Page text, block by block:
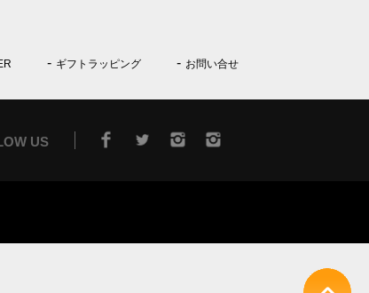
ギフトラッピング お問い合せ
US